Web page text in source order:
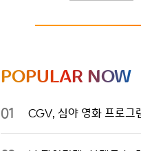
POPULAR NOW
01 CGV, 심야 영화 프로그